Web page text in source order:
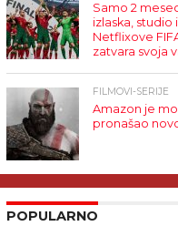
Samo 2
izlaska, studio
Netflixove
zatvara svoja
FILMOVI-SERIJE
Amazon je
pronašao
POPULARNO